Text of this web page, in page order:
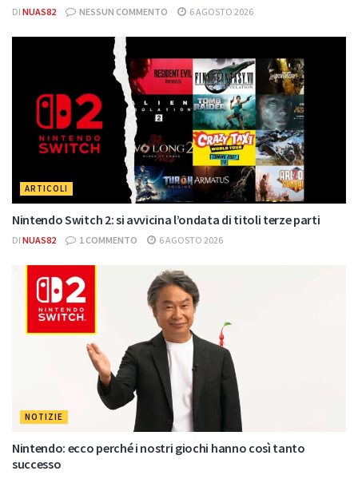
DI NUAS82 NESSUN COMMENTO 6 AGOSTO 2026
ARTICOLI
Nintendo Switch 2: si avvicina l’ondata di titoli terze parti
DI NUAS82 1 COMMENTO 6 AGOSTO 2026
NOTIZIE
Nintendo: ecco perché i nostri giochi hanno così tanto
successo